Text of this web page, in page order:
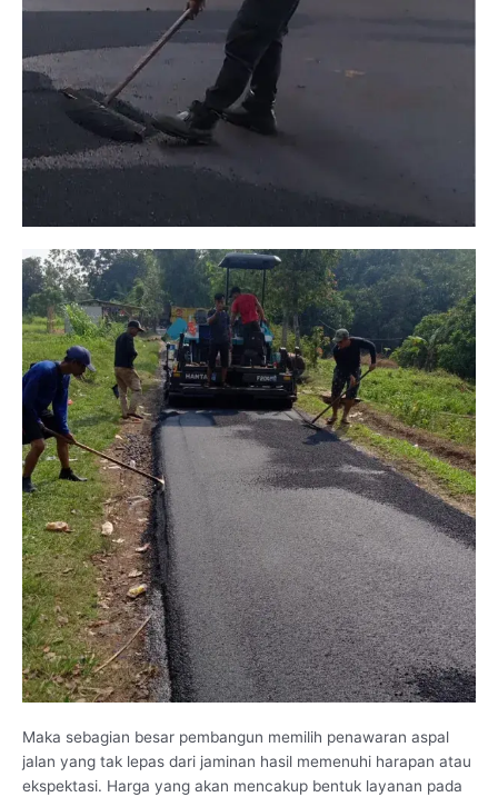
Maka sebagian besar pembangun memilih penawaran aspal
jalan yang tak lepas dari jaminan hasil memenuhi harapan atau
ekspektasi. Harga yang akan mencakup bentuk layanan pada